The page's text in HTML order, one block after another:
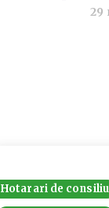
29
Hotarari de consiliu